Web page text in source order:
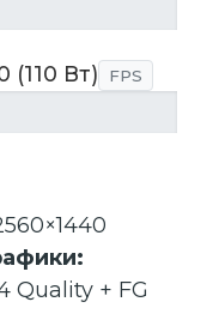
(110 Вт) FPS
Quality + FG